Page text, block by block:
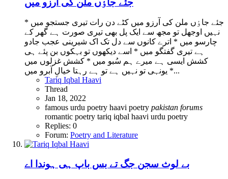
جئے جاٶں ملن کی آرزو میں کٹے دن رات تیری جستجو میں *
نہیں اوجھل تو مجھ سے ایک پل بھی تیری صورت ہے گھر کے
چارسو میں * اترے کانوں سے دل تک اک شیرینی عجب جادو
ہے تیری گفتگو میں * اسے دیکھوں تو بہکوں بن پئے ہی
کشش ایسی ہے میرے ہم سُبو میں * کشش غزلوں میں
یونہی تو نہیں ہے تو ہے رہتا خیالِ آبرو میں *...
Tariq Iqbal Haavi
Thread
Jan 18, 2022
famous urdu poetry haavi poetry pakistan forums
romantic poetry tariq iqbal haavi urdu poetry
Replies: 0
Forum: Poetry and Literature
بے لوث سجن جگ تے بس باپ ہی ہوندا اے